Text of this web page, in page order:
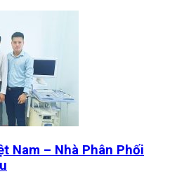
Nam – Nhà Phân Phối